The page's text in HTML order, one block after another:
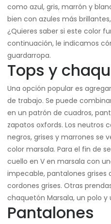
como azul, gris, marrón y
bien con azules más
¿Quieres saber si este color
continuación, le indicamos
guardarropa.
Tops y
Una opción popular es
de trabajo. Se puede
en un patrón de cuadros,
zapatos oxfords. Los neutros
negros, grises y marrones se
color marsala. Para el fin de
cuello en V en marsala con
impecable, pantalones grises
cordones grises. Otras
chaquetón Marsala, un polo
Pantalones